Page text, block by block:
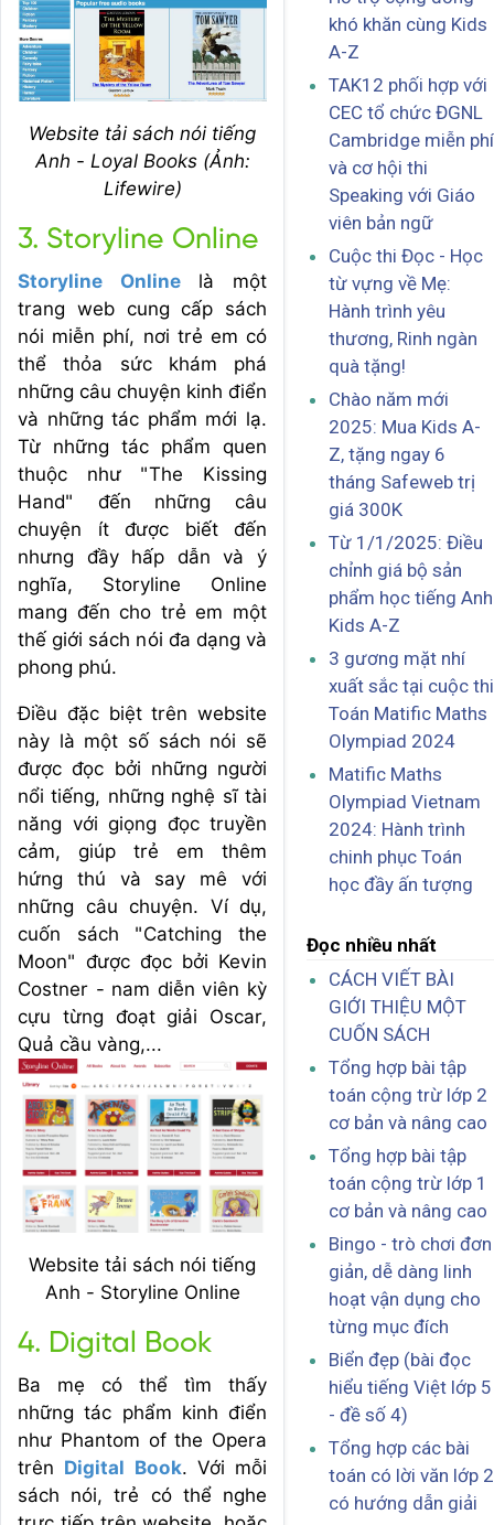
Website tải sách nói tiếng
Anh - Loyal Books (Ảnh:
Lifewire)
3. Storyline Online
Storyline Onlinelà một
trang web cung cấp sách
nói miễn phí, nơi trẻ em có
thể thỏa sức khám phá
những câu chuyện kinh điển
và những tác phẩm mới lạ.
Từ những tác phẩm quen
thuộc như "The Kissing
Hand" đến những câu
chuyện ít được biết đến
nhưng đầy hấp dẫn và ý
nghĩa, Storyline Online
mang đến cho trẻ em một
thế giới sách nói đa dạng và
phong phú.
Điều đặc biệt trên website
này là một số sách nói sẽ
được đọc bởi những người
nổi tiếng, những nghệ sĩ tài
năng với giọng đọc truyền
cảm, giúp trẻ em thêm
hứng thú và say mê với
những câu chuyện. Ví dụ,
cuốn sách "Catching the
Moon" được đọc bởi Kevin
Costner - nam diễn viên kỳ
cựu từng đoạt giải Oscar,
Quả cầu vàng,...
Website tải sách nói tiếng
Anh - Storyline Online
4. Digital Book
Ba mẹ có thể tìm thấy
những tác phẩm kinh điển
như Phantom of the Opera
trên Digital Book. Với mỗi
sách nói, trẻ có thể nghe
khó khăn cùng Kids
A-Z
TAK12 phối hợp với
CEC tổ chức ĐGNL
Cambridge miễn phí
và cơ hội thi
Speaking với Giáo
viên bản ngữ
Cuộc thi Đọc - Học
từ vựng về Mẹ:
Hành trình yêu
thương, Rinh ngàn
quà tặng!
Chào năm mới
2025: Mua Kids A-
Z, tặng ngay 6
tháng Safeweb trị
giá 300K
Từ 1/1/2025: Điều
chỉnh giá bộ sản
phẩm học tiếng Anh
Kids A-Z
3 gương mặt nhí
xuất sắc tại cuộc thi
Toán Matific Maths
Olympiad 2024
Matific Maths
Olympiad Vietnam
2024: Hành trình
chinh phục Toán
học đầy ấn tượng
Đọc nhiều nhất
CÁCH VIẾT BÀI
GIỚI THIỆU MỘT
CUỐN SÁCH
Tổng hợp bài tập
toán cộng trừ lớp 2
cơ bản và nâng cao
Tổng hợp bài tập
toán cộng trừ lớp 1
cơ bản và nâng cao
Bingo - trò chơi đơn
giản, dễ dàng linh
hoạt vận dụng cho
từng mục đích
Biển đẹp (bài đọc
hiểu tiếng Việt lớp 5
- đề số 4)
Tổng hợp các bài
toán có lời văn lớp 2
có hướng dẫn giải